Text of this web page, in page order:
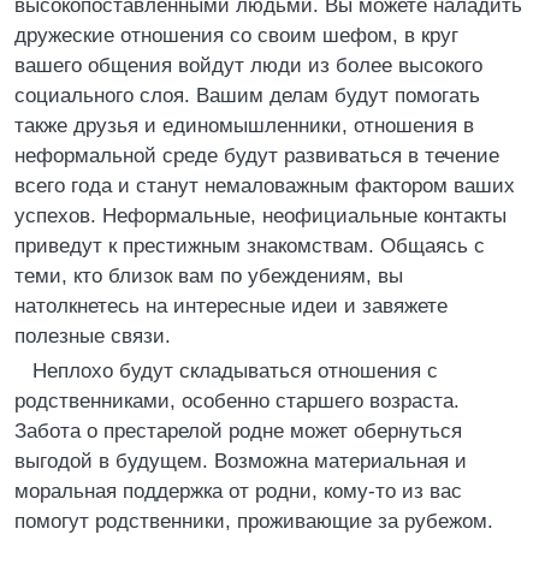
высокопоставленными людьми. Вы можете наладить
дружеские отношения со своим шефом, в круг
вашего общения войдут люди из более высокого
социального слоя. Вашим делам будут помогать
также друзья и единомышленники, отношения в
неформальной среде будут развиваться в течение
всего года и станут немаловажным фактором ваших
успехов. Неформальные, неофициальные контакты
приведут к престижным знакомствам. Общаясь с
теми, кто близок вам по убеждениям, вы
натолкнетесь на интересные идеи и завяжете
полезные связи.
Неплохо будут складываться отношения с
родственниками, особенно старшего возраста.
Забота о престарелой родне может обернуться
выгодой в будущем. Возможна материальная и
моральная поддержка от родни, кому-то из вас
помогут родственники, проживающие за рубежом.